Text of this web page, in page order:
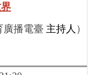
廣播電臺 主持人 ）